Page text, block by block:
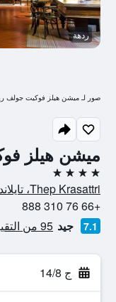
ميشن هيلز
4 نجوم
Thep Krasattri، تايلاند
+66 76 310 888
7.1 جيد 95 من التقييمات تم التحقق منها
ج 14/8
ردهة
صور لـ ميشن هيلز فوكيت جولف